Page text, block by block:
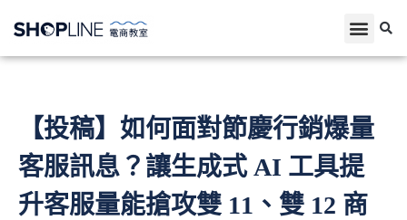
【投稿】如何面對節慶行銷爆量
客服訊息？讓生成式 AI 工具提
升客服量能搶攻雙 11、雙 12 商